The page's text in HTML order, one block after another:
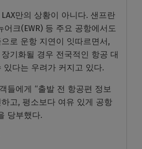
만의 상황이 아니다. 샌프란
어크(EWR) 등 주요 공항에서도
로 운항 지연이 잇따르면서,
기화될 경우 전국적인 항공 대
있다는 우려가 커지고 있다.
들에게 “출발 전 항공편 정보
고, 평소보다 여유 있게 공항
당부했다.